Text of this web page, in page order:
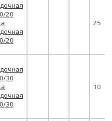
20
20
25
30
30
10